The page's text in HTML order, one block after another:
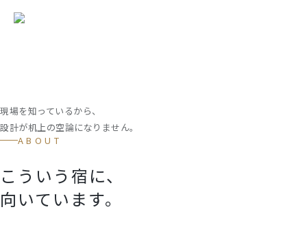
現場を知っているから、
設計が机上の空論になりません。
ABOUT
こういう宿に、
向いています。